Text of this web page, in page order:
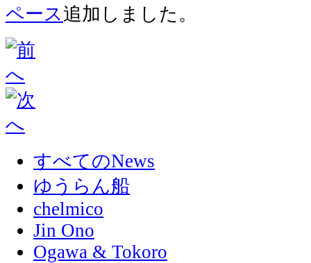
ペース追加しました。
すべてのNews
ゆうらん船
chelmico
Jin Ono
Ogawa & Tokoro